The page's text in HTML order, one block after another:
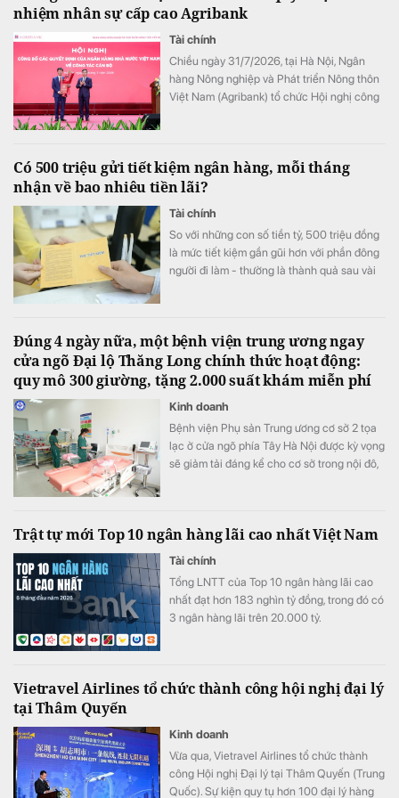
nhiệm nhân sự cấp cao Agribank
Tài chính
Chiều ngày 31/7/2026, tại Hà Nội, Ngân
hàng Nông nghiệp và Phát triển Nông thôn
Việt Nam (Agribank) tổ chức Hội nghị công
Có 500 triệu gửi tiết kiệm ngân hàng, mỗi tháng
nhận về bao nhiêu tiền lãi?
Tài chính
So với những con số tiền tỷ, 500 triệu đồng
là mức tiết kiệm gần gũi hơn với phần đông
người đi làm - thường là thành quả sau vài
Đúng 4 ngày nữa, một bệnh viện trung ương ngay
cửa ngõ Đại lộ Thăng Long chính thức hoạt động:
quy mô 300 giường, tặng 2.000 suất khám miễn phí
Kinh doanh
Bệnh viện Phụ sản Trung ương cơ sở 2 tọa
lạc ở cửa ngõ phía Tây Hà Nội được kỳ vọng
sẽ giảm tải đáng kể cho cơ sở trong nội đô,
Trật tự mới Top 10 ngân hàng lãi cao nhất Việt Nam
Tài chính
Tổng LNTT của Top 10 ngân hàng lãi cao
nhất đạt hơn 183 nghìn tỷ đồng, trong đó có
3 ngân hàng lãi trên 20.000 tỷ.
Vietravel Airlines tổ chức thành công hội nghị đại lý
tại Thâm Quyến
Kinh doanh
Vừa qua, Vietravel Airlines tổ chức thành
công Hội nghị Đại lý tại Thâm Quyến (Trung
Quốc). Sự kiện quy tụ hơn 100 đại lý hàng